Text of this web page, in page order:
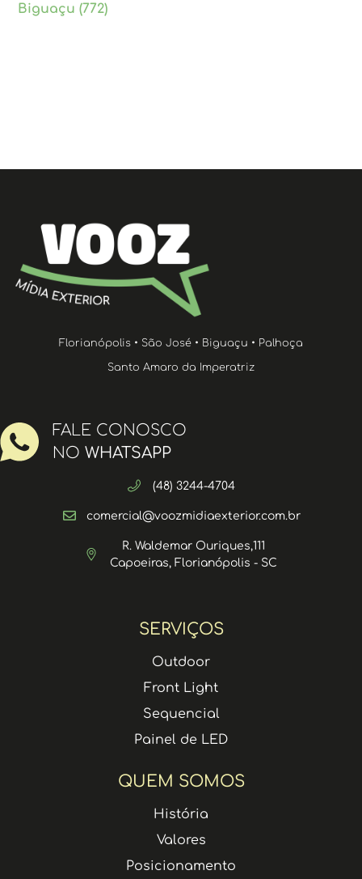
Biguaçu (772)
SERVIÇOS
Outdoor
Front Light
Sequencial
Painel de LED
QUEM SOMOS
História
Valores
Posicionamento
Florianópolis • São José • Biguaçu • Palhoça
Santo Amaro da Imperatriz
FALE CONOSCO
NO WHATSAPP
(48) 3244-4704
comercial@voozmidiaexterior.com.br
R. Waldemar Ouriques,111
Capoeiras, Florianópolis - SC